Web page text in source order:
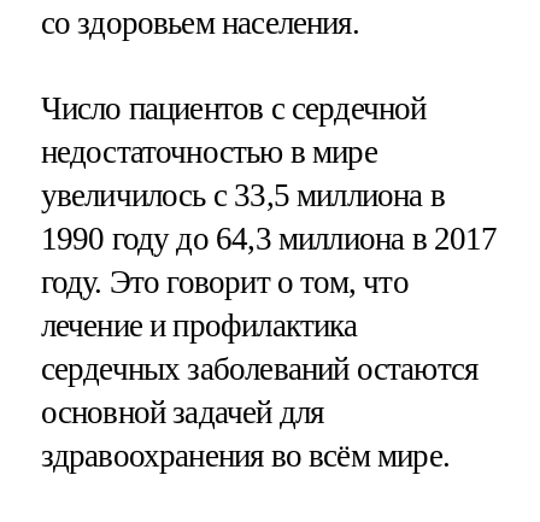
со здоровьем населения.
Число пациентов с сердечной
недостаточностью в мире
увеличилось с 33,5 миллиона в
1990 году до 64,3 миллиона в 2017
году. Это говорит о том, что
лечение и профилактика
сердечных заболеваний остаются
основной задачей для
здравоохранения во всём мире.